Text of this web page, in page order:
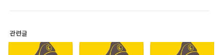
관련글